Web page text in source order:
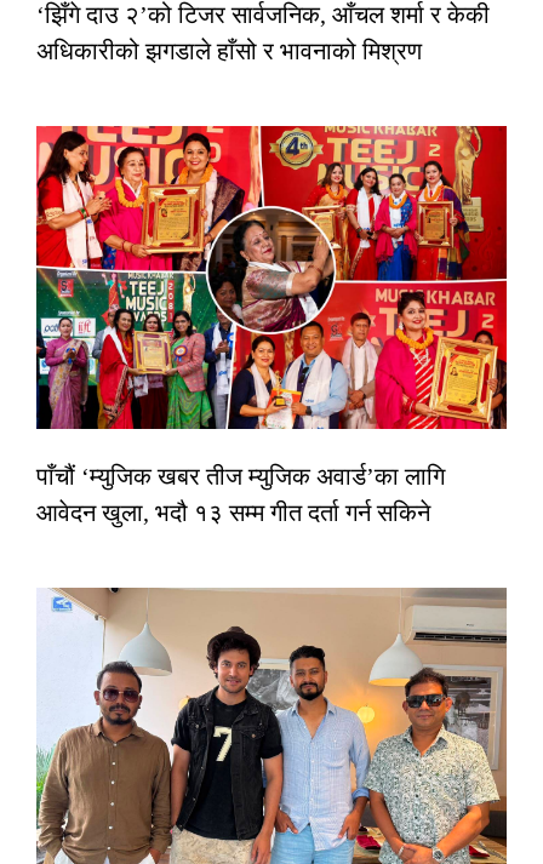
‘झिँगे दाउ २’को टिजर सार्वजनिक, आँचल शर्मा र केकी
अधिकारीको झगडाले हाँसो र भावनाको मिश्रण
पाँचौं ‘म्युजिक खबर तीज म्युजिक अवार्ड’का लागि
आवेदन खुला, भदौ १३ सम्म गीत दर्ता गर्न सकिने